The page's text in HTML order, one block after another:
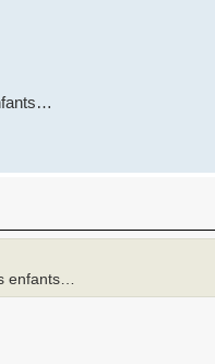
enfants…